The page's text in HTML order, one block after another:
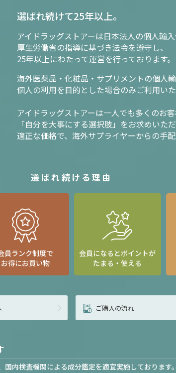
選ばれ続けて25年以上。
アイドラッグストアーは日本法人の個人輸入
厚生労働省の指導に基づき法令を遵守し、
25年以上にわたって運営を行っております。
海外医薬品・化粧品・サプリメントの個人輸
個人の利用を目的とした場合のみご利用いた
アイドラッグストアーは一人でも多くのお
「自分を大事にする選択肢」をお求めいただ
適正な価格で、海外サプライヤーからの手
選ばれ続ける理由
員ランク制度で
お得にお買い物
会員になるとポイントが
たまる・使える
ご購入の流れ
内検査機関による成分鑑定を適宜実施しております。